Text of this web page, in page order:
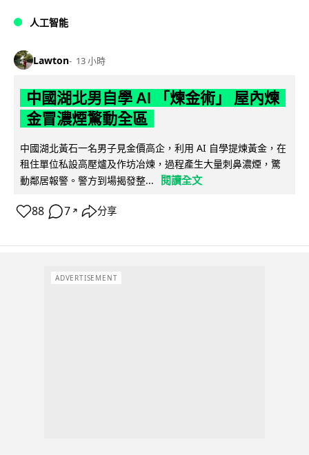
人工智能
Lawton 13 小時
中國湖北男自學 AI 「煉金術」 屋內煉
金冒濃煙驚動全區
中國湖北黃石一名男子見金價高企，利用 AI 自學提煉黃金，在
租住單位私設高壓爐及作坊冶煉，過程產生大量刺鼻濃煙，驚
動鄰居報警。警方到場揭發整...
閱讀全文
88 7 ↗ 分享
ADVERTISEMENT